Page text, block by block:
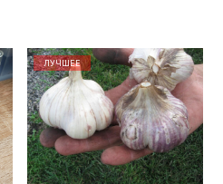
ЛУЧШЕЕ